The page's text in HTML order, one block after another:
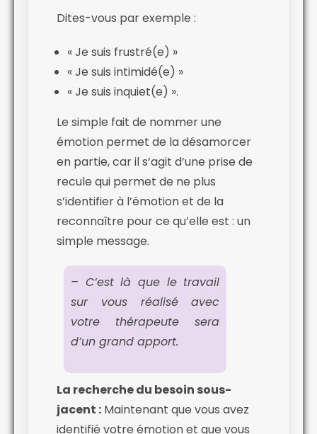
Dites-vous par exemple :
« Je suis frustré(e) »
« Je suis intimidé(e) »
« Je suis inquiet(e) ».
Le simple fait de nommer une
émotion permet de la désamorcer
en partie, car il s’agit d’une prise de
recule qui permet de ne plus
s’identifier à l’émotion et de la
reconnaître pour ce qu’elle est : un
simple message.
– C’est là que le travail
sur vous réalisé avec
votre thérapeute sera
d’un grand apport.
La recherche du besoin sous-
jacent : Maintenant que vous avez
identifié votre émotion et que vous